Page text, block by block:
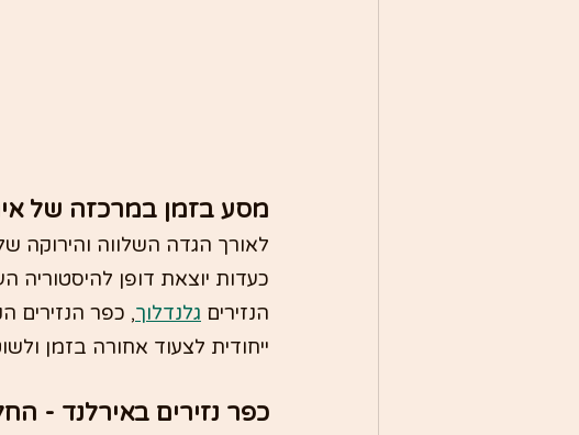
מסע בזמן במרכזה של
כעדות יוצאת דופן
הנזירים גלנדלוך, כפר הנזירים
ייחודית לצעוד אחורה בזמן
כפר נזירים באירלנד -